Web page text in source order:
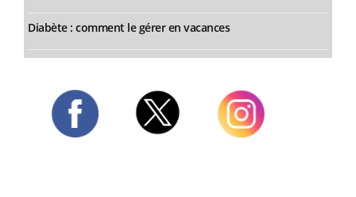
Diabète : comment le gérer en vacances